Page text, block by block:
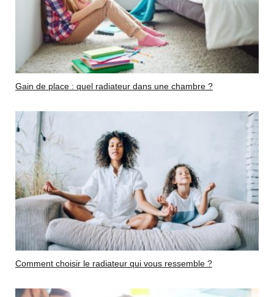
Gain de place : quel radiateur dans une chambre ?
Comment choisir le radiateur qui vous ressemble ?